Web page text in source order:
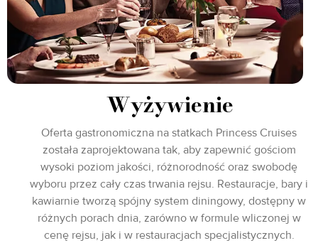
Wyżywienie
Oferta gastronomiczna na statkach Princess Cruises
została zaprojektowana tak, aby zapewnić gościom
wysoki poziom jakości, różnorodność oraz swobodę
wyboru przez cały czas trwania rejsu. Restauracje, bary i
kawiarnie tworzą spójny system diningowy, dostępny w
różnych porach dnia, zarówno w formule wliczonej w
cenę rejsu, jak i w restauracjach specjalistycznych.